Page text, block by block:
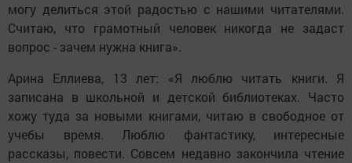
могу делиться этой радостью с нашими читателями.
Считаю, что грамотный человек никогда не задаст
вопрос - зачем нужна книга».
Арина Еллиева, 13 лет: «Я люблю читать книги. Я
записана в школьной и детской библиотеках. Часто
хожу туда за новыми книгами, читаю в свободное от
учебы время. Люблю фантастику, интересные
рассказы, повести. Совсем недавно закончила чтение